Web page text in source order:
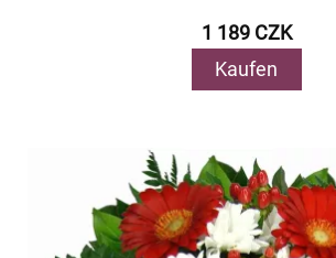
1 189 CZK
Kaufen